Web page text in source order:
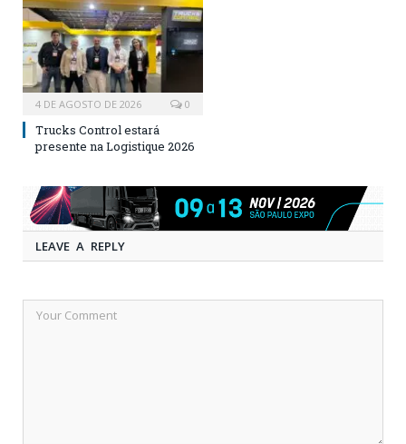
4 DE AGOSTO DE 2026 0
Trucks Control estará
presente na Logistique 2026
LEAVE A REPLY